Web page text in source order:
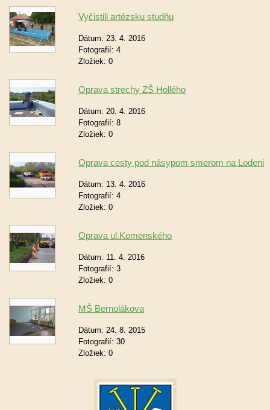
Vyčistili artézsku studňu
Dátum: 23. 4. 2016
Fotografií: 4
Zložiek: 0
Oprava strechy ZŠ Hollého
Dátum: 20. 4. 2016
Fotografií: 8
Zložiek: 0
Oprava cesty pod násypom smerom na
Dátum: 13. 4. 2016
Fotografií: 4
Zložiek: 0
Oprava ul.Komenského
Dátum: 11. 4. 2016
Fotografií: 3
Zložiek: 0
MŠ Bernolákova
Dátum: 24. 8. 2015
Fotografií: 30
Zložiek: 0